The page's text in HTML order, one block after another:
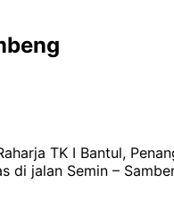
TK I Bantul,
di jalan Semin –